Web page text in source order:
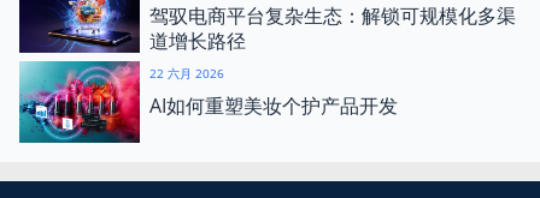
驾驭电商平台复杂生态：解锁可规模化多渠
道增长路径
22 六月 2026
AI如何重塑美妆个护产品开发